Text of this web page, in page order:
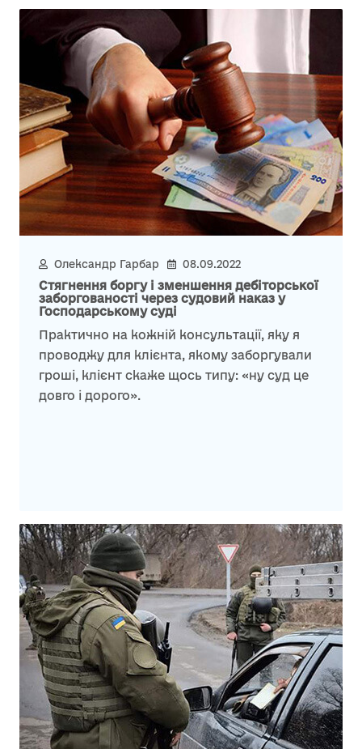
Олександр Гарбар 08.09.2022
Стягнення боргу і зменшення дебіторської
заборгованості через судовий наказ у
Господарському суді
Практично на кожній консультації, яку я
проводжу для клієнта, якому заборгували
гроші, клієнт скаже щось типу: «ну суд це
довго і дорого».